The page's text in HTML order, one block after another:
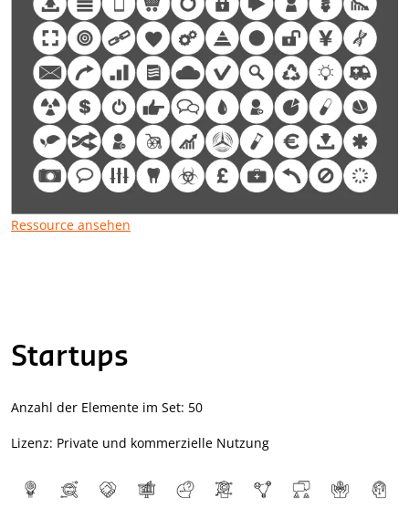
Ressource ansehen
Startups
Anzahl der Elemente im Set: 50
Lizenz: Private und kommerzielle Nutzung